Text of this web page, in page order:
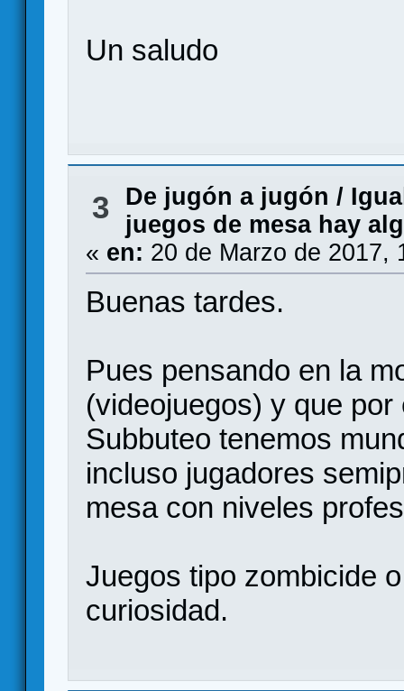
Un saludo
3 De jugón a jugón /
juegos de mesa hay
« en: 20 de Marzo de 2017,
Buenas tardes.
Pues pensando en la
(videojuegos) y que
Subbuteo tenemos
incluso jugadores
mesa con niveles
Juegos tipo zombicide
curiosidad.